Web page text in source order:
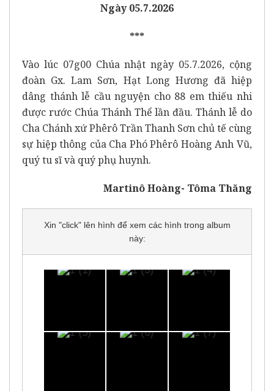
Ngày 05.7.2026
***
Vào lúc 07g00 Chúa nhật ngày 05.7.2026, cộng
đoàn Gx. Lam Sơn, Hạt Long Hương đã hiệp
dâng thánh lễ cầu nguyện cho 88 em thiếu nhi
được rước Chúa Thánh Thể lần đầu. Thánh lễ do
Cha Chánh xứ Phêrô Trần Thanh Sơn chủ tế cùng
sự hiệp thông của Cha Phó Phêrô Hoàng Anh Vũ,
quý tu sĩ và quý phụ huynh.
Martinô Hoàng- Tôma Thăng
Xin "click" lên hình để xem các hình trong album
này: